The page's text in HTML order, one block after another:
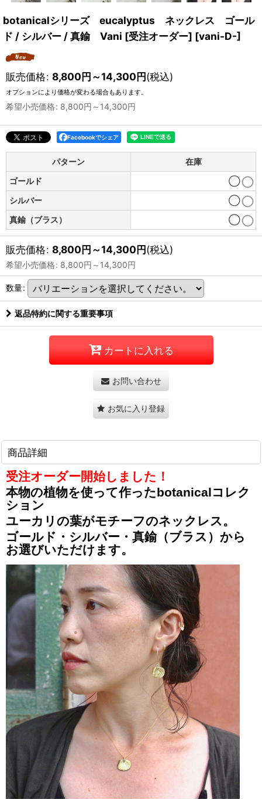
botanicalシリーズ eucalyptus ネックレス ゴール
ド / シルバー / 真鍮 Vani [受注オーダー] [vani-D-]
販売価格: 8,800円～14,300円(税込)
オプションにより価格が変わる場合もあります。
希望小売価格: 8,800円 ～14,300円
Facebookでシェア
パターン
在庫
ゴールド
◯
シルバー
◯
真鍮（ブラス）
◯
販売価格: 8,800円～14,300円(税込)
希望小売価格: 8,800円 ～14,300円
数量:
返品特約に関する重要事項
カートに入れる
お問い合わせ
お気に入り登録
商品詳細
受注オーダー開始しました！
本物の植物を使って作ったbotanicalコレク
ション
ユーカリの葉がモチーフのネックレス。
ゴールド・シルバー・真鍮（ブラス）から
お選びいただけます。